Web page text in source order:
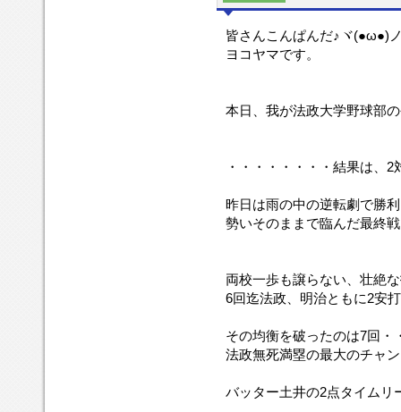
皆さんこんぱんだ♪ヾ(●ω●)
ヨコヤマです。
本日、我が法政大学野球部
・・・・・・・・結果は、
昨日は雨の中の逆転劇で勝
勢いそのままで臨んだ最終
両校一歩も譲らない、壮絶
6回迄法政、明治ともに2安
その均衡を破ったのは7回・
法政無死満塁の最大のチャ
バッター土井の2点タイムリ